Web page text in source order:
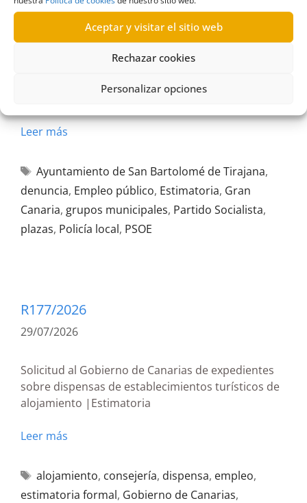
Aceptar y visitar el sitio web
Rechazar cookies
Personalizar opciones
R484/2026
Solicitud al Ayuntamiento de San Bartolomé de
Tirajana del expediente de denuncia y revisión de
plazas de Policía Local |Estimatoria
Leer más
Ayuntamiento de San Bartolomé de Tirajana,
denuncia, Empleo público, Estimatoria, Gran
Canaria, grupos municipales, Partido Socialista,
plazas, Policía local, PSOE
R177/2026
29/07/2026
Solicitud al Gobierno de Canarias de expedientes
sobre dispensas de establecimientos turísticos de
alojamiento |Estimatoria
Leer más
alojamiento, consejería, dispensa, empleo,
estimatoria formal, Gobierno de Canarias,